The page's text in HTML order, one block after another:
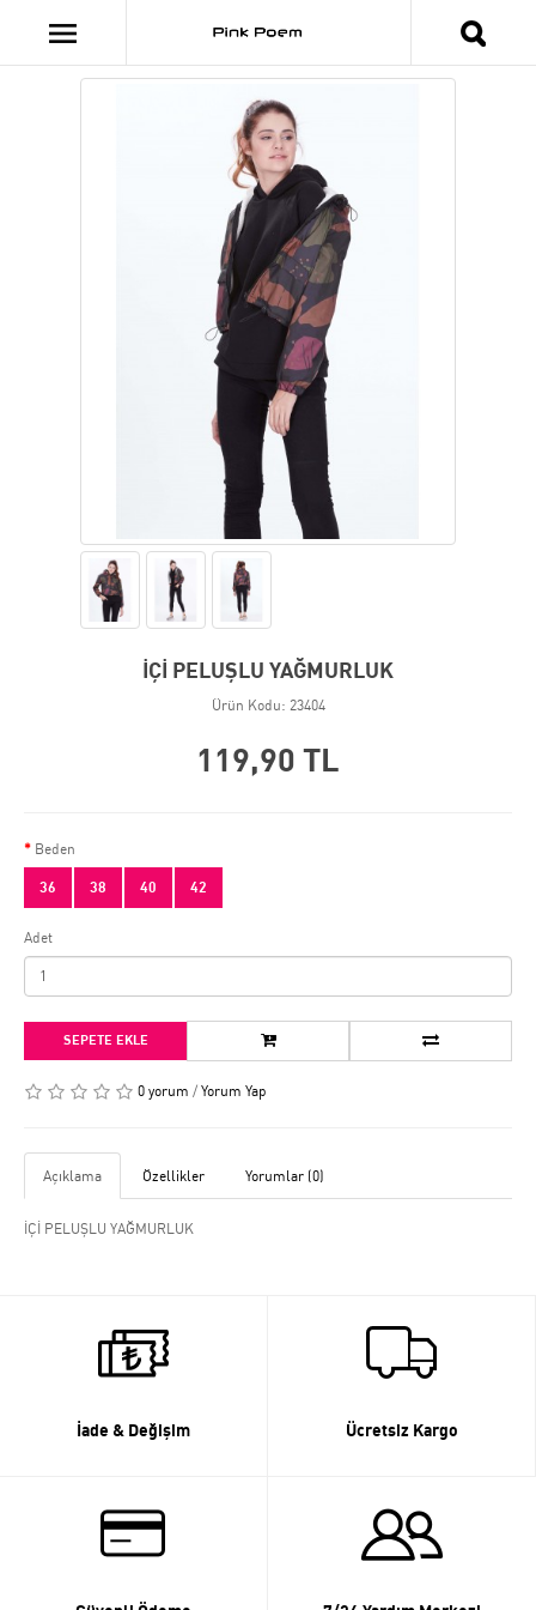
İÇİ PELUŞLU YAĞMURLUK
Ürün Kodu: 23404
119,90 TL
Beden
36 38 40 42
Adet
SEPETE EKLE
0 yorum / Yorum Yap
Açıklama Özellikler Yorumlar (0)
İÇİ PELUŞLU YAĞMURLUK
İade & Değişim Ücretsiz Kargo